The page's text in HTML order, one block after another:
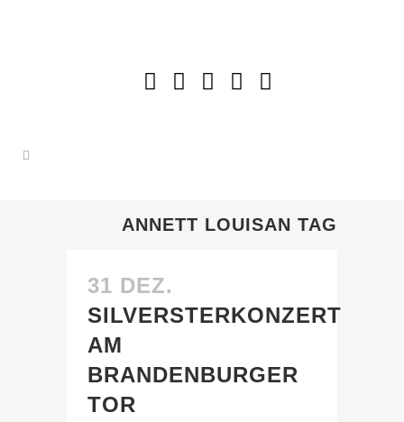
ANNETT LOUISAN TAG
31 DEZ.
SILVERSTERKONZERT
AM
BRANDENBURGER
TOR